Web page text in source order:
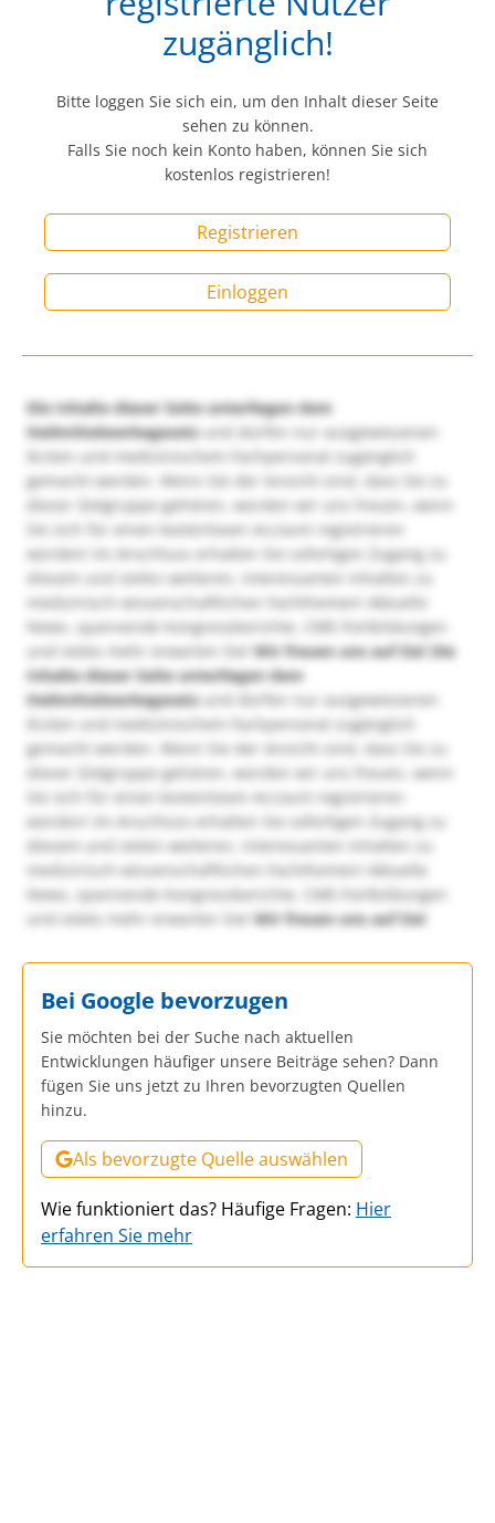
zugänglich!
Bitte loggen Sie sich ein, um den Inhalt dieser Seite
sehen zu können.
Falls Sie noch kein Konto haben, können Sie sich
kostenlos registrieren!
Registrieren
Einloggen
Die Inhalte dieser Seite unterliegen dem
Heilmittelwerbegesetzund dürfen nur ausgewiesenen
Ärzten und medizinischem Fachpersonal zugänglich
gemacht werden. Wenn Sie der Ansicht sind, dass Sie zu
dieser Zielgruppe gehören, würden wir uns freuen, wenn
Sie sich für einen kostenlosen Account registrieren
würden! Im Anschluss erhalten Sie sofortigen Zugang zu
diesem und vielen weiteren, interessanten Inhalten zu
medizinisch-wissenschaftlichen Fachthemen! Aktuelle
News, spannende Kongressberichte, CME-Fortbildungen
und vieles mehr erwarten Sie!Wir freuen uns auf Sie! Die
Inhalte dieser Seite unterliegen dem
Heilmittelwerbegesetzund dürfen nur ausgewiesenen
Ärzten und medizinischem Fachpersonal zugänglich
gemacht werden. Wenn Sie der Ansicht sind, dass Sie zu
dieser Zielgruppe gehören, würden wir uns freuen, wenn
Sie sich für einen kostenlosen Account registrieren
würden! Im Anschluss erhalten Sie sofortigen Zugang zu
diesem und vielen weiteren, interessanten Inhalten zu
medizinisch-wissenschaftlichen Fachthemen! Aktuelle
News, spannende Kongressberichte, CME-Fortbildungen
und vieles mehr erwarten Sie!Wir freuen uns auf Sie!
Bei Google bevorzugen
Sie möchten bei der Suche nach aktuellen
Entwicklungen häufiger unsere Beiträge sehen? Dann
fügen Sie uns jetzt zu Ihren bevorzugten Quellen
hinzu.
Als bevorzugte Quelle auswählen
Wie funktioniert das? Häufige Fragen: Hier
erfahren Sie mehr